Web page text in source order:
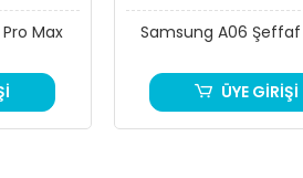
Yüksek Kaliteli Malzemeden
Telefonunuz Tüm Hatlarına Uyum
Sayesinde Telefonunuzun Kamerasını
ve Şarj Tıpaları Sayesinde Bu
Max
Samsung A06 Şeffaf
ÜYE GİRİŞİ